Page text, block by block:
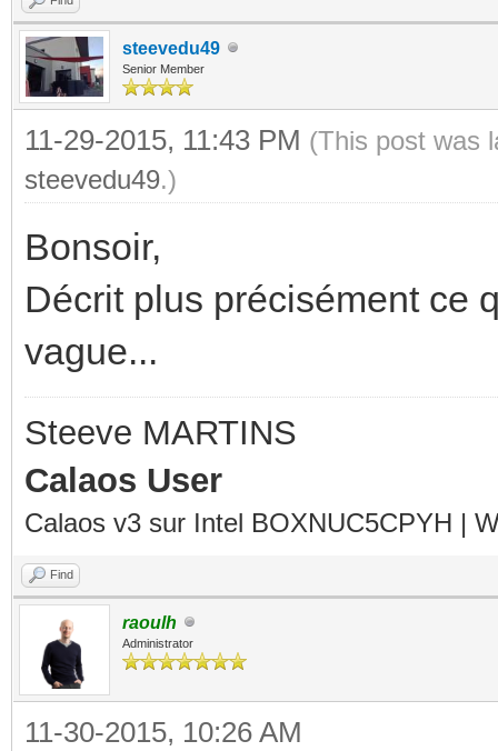
steevedu49
Senior Member
11-29-2015, 11:43 PM (This post was
steevedu49.)
Bonsoir,
Décrit plus précisément ce
vague...
Steeve MARTINS
Calaos User
Calaos v3 sur Intel BOXNUC5CPYH |
Find
raoulh
Administrator
11-30-2015, 10:26 AM